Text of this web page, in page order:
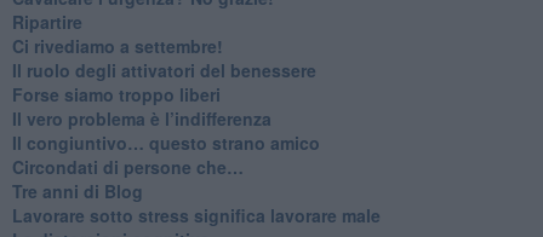
Ripartire
​Ci rivediamo a settembre!
​Il ruolo degli attivatori del benessere
​Forse siamo troppo liberi
​Il vero problema è l’indifferenza
​Il congiuntivo… questo strano amico
​Circondati di persone che…
​Tre anni di Blog
​Lavorare sotto stress significa lavorare male